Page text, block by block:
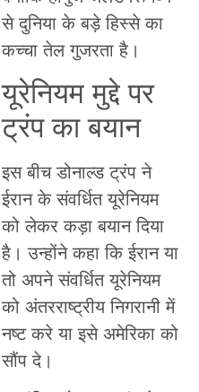
से दुनिया के बड़े हिस्से का
कच्चा तेल गुजरता है।
यूरेनियम मुद्दे पर
ट्रंप का बयान
इस बीच डोनाल्ड ट्रंप ने
ईरान के संवर्धित यूरेनियम
को लेकर कड़ा बयान दिया
है। उन्होंने कहा कि ईरान या
तो अपने संवर्धित यूरेनियम
को अंतरराष्ट्रीय निगरानी में
नष्ट करे या इसे अमेरिका को
सौंप दे।